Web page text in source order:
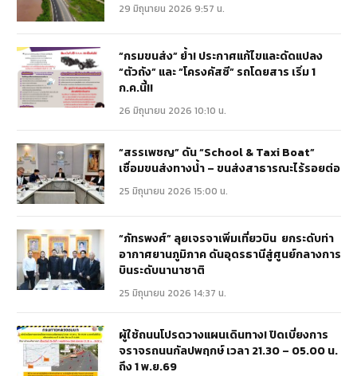
29 มิถุนายน 2026 9:57 น.
“กรมขนส่ง” ย้ำ! ประกาศแก้ไขและดัดแปลง
“ตัวถัง” และ “โครงคัสซี” รถโดยสาร เริ่ม 1
ก.ค.นี้!!
26 มิถุนายน 2026 10:10 น.
“สรรเพชญ” ดัน “School & Taxi Boat”
เชื่อมขนส่งทางน้ำ – ขนส่งสาธารณะไร้รอยต่อ
25 มิถุนายน 2026 15:00 น.
“ภัทรพงศ์” ลุยเจรจาเพิ่มเที่ยวบิน ยกระดับท่า
อากาศยานภูมิภาค ดันอุดรธานีสู่ศูนย์กลางการ
บินระดับนานาชาติ
25 มิถุนายน 2026 14:37 น.
ผู้ใช้ถนนโปรดวางแผนเดินทาง! ปิดเบี่ยงการ
จราจรถนนกัลปพฤกษ์ เวลา 21.30 – 05.00 น.
ถึง 1 พ.ย.69